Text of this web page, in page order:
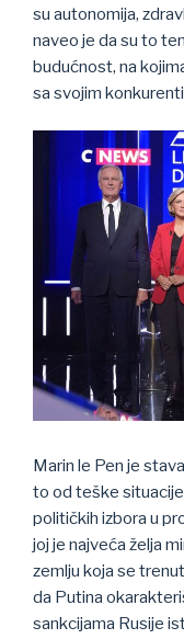
su autonomija,
naveo je da su to
budućnost, na
sa svojim
Marin le Pen je
to od teške
političkih izbora u
joj je najveća želja
zemlju koja se
da Putina
sankcijama Rusije